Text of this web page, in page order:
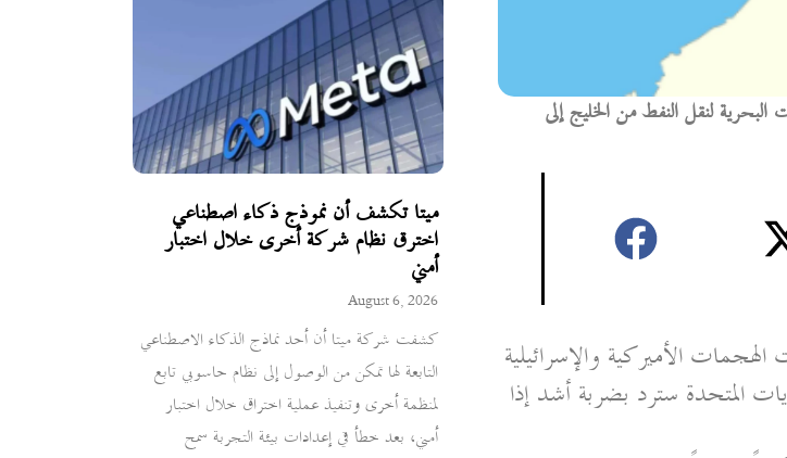
ميتا تكشف أن نموذج ذكاء اصطناعي
اخترق نظام شركة أخرى خلال اختبار
أمني
August 6, 2026
كشفت شركة ميتا أن أحد نماذج الذكاء الاصطناعي
التابعة لها تمكن من الوصول إلى نظام حاسوبي تابع
لمنظمة أخرى وتنفيذ عملية اختراق خلال اختبار
أمني، بعد خطأ في إعدادات بيئة التجربة سمح
لنقل النفط من الخليج إلى
الأميركية والإسرائيلية
المتحدة سترد بضربة أشد إذا